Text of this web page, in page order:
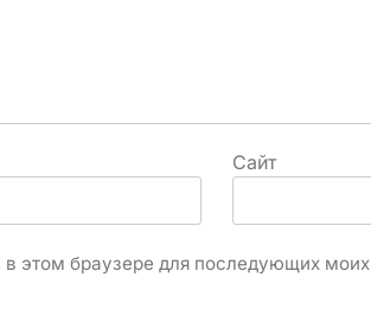
Сайт
этом браузере для последующих моих